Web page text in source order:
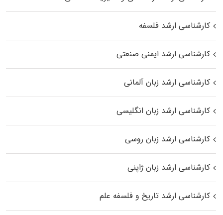
کارشناسی ارشد فلسفه
کارشناسی ارشد ایمنی صنعتی
کارشناسی ارشد زبان آلمانی
کارشناسی ارشد زبان انگلیسی
کارشناسی ارشد زبان روسی
کارشناسی ارشد زبان ژاپنی
کارشناسی ارشد تاریخ و فلسفه علم